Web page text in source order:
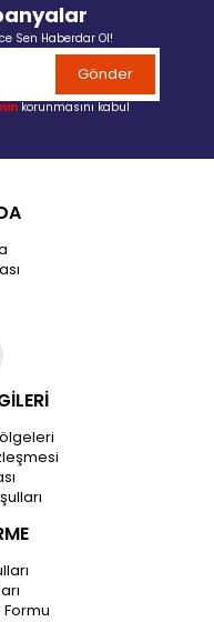
Sen Haberdar Ol!
Gönder
korunmasını kabul